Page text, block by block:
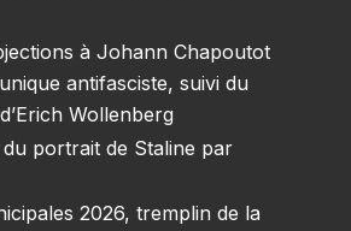
à Johann Chapoutot
antifasciste, suivi du
Wollenberg
du portrait de Staline par
2026, tremplin de la